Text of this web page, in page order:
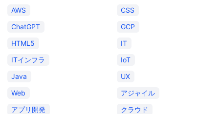
AWS
CSS
ChatGPT
GCP
HTML5
IT
ITインフラ
IoT
Java
UX
Web
アジャイル
アプリ開発
クラウド